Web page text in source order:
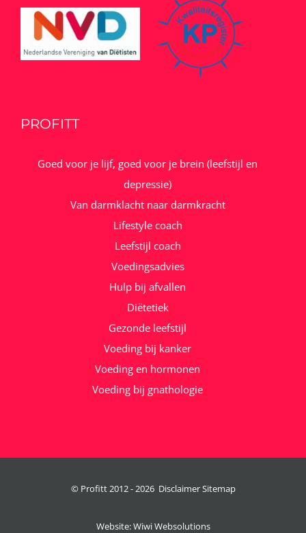
PROFITT
Goed voor je lijf, goed voor je brein (leefstijl en
depressie)
Van darmklacht naar darmkracht
Lifestyle coach
Leefstijl coach
Voedingsadvies
Hulp bij afvallen
Diëtetiek
Gezonde leefstijl
Voeding bij kanker
Voeding en hormonen
Voeding bij gnathologie
© Profitt 2012 -2026 DisclaimerSitemap
Website:Wiwi Websolutions